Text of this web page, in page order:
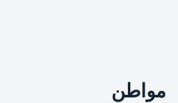
مواطن